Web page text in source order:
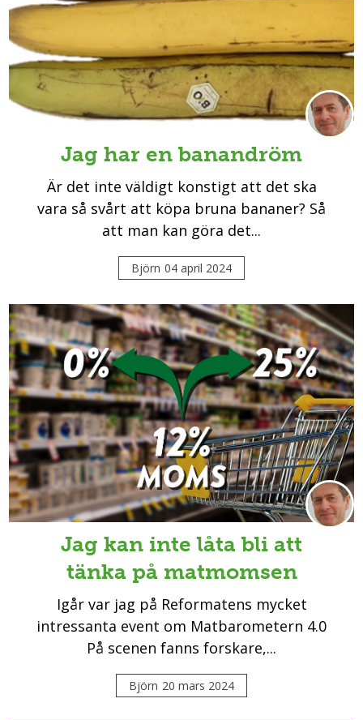
Jag har en banandröm
Är det inte väldigt konstigt att det ska
vara så svårt att köpa bruna bananer? Så
att man kan göra det...
Björn 04 april 2024
Jag kan inte låta bli att
tänka på matmomsen
Igår var jag på Reformatens mycket
intressanta event om Matbarometern 4.0
På scenen fanns forskare,...
Björn 20 mars 2024